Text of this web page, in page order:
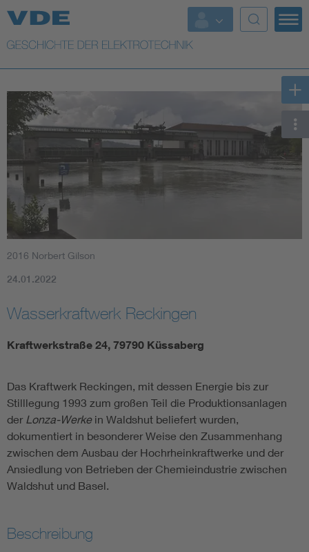
Top Themen
Weitere Themen
2016 Norbert Gilson
24.01.2022
Wasserkraftwerk Reckingen
Kraftwerkstraße 24, 79790 Küssaberg
Das Kraftwerk Reckingen, mit dessen Energie bis zur
Stilllegung 1993 zum großen Teil die Produktionsanlagen
der Lonza-Werkein Waldshut beliefert wurden,
dokumentiert in besonderer Weise den Zusammenhang
zwischen dem Ausbau der Hochrheinkraftwerke und der
Ansiedlung von Betrieben der Chemieindustrie zwischen
Waldshut und Basel.
Beschreibung